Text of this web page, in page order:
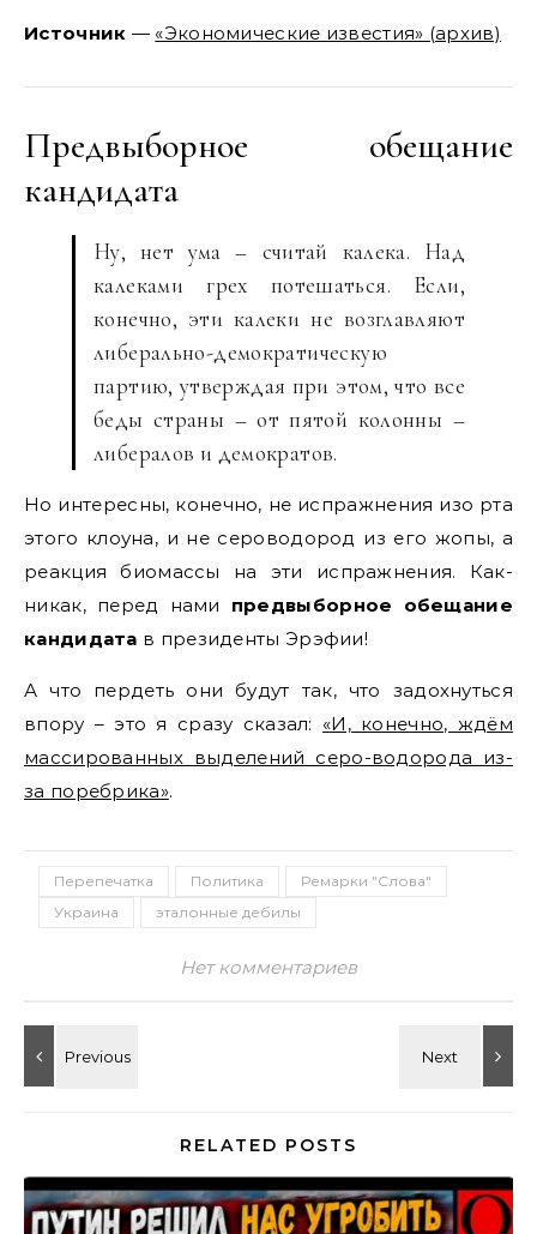
Источник — «Экономические известия» (архив)
Предвыборное обещание
кандидата
Ну, нет ума – считай калека. Над
калеками грех потешаться. Если,
конечно, эти калеки не возглавляют
либерально-демократическую
партию, утверждая при этом, что все
беды страны – от пятой колонны –
либералов и демократов.
Но интересны, конечно, не испражнения изо рта
этого клоуна, и не сероводород из его жопы, а
реакция биомассы на эти испражнения. Как-
никак, перед нами предвыборное обещание
кандидата в президенты Эрэфии!
А что пердеть они будут так, что задохнуться
впору – это я сразу сказал: «И, конечно, ждём
массированных выделений серо-водорода из-
за поребрика».
Перепечатка Политика
Ремарки "Слова"
Украина
эталонные дебилы
Нет комментариев
RELATED POSTS